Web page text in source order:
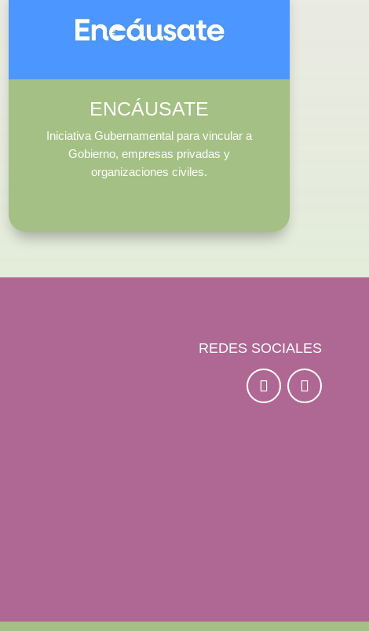
ENCÁUSATE
Iniciativa Gubernamental para vincular a
Gobierno, empresas privadas y
organizaciones civiles.
REDES SOCIALES